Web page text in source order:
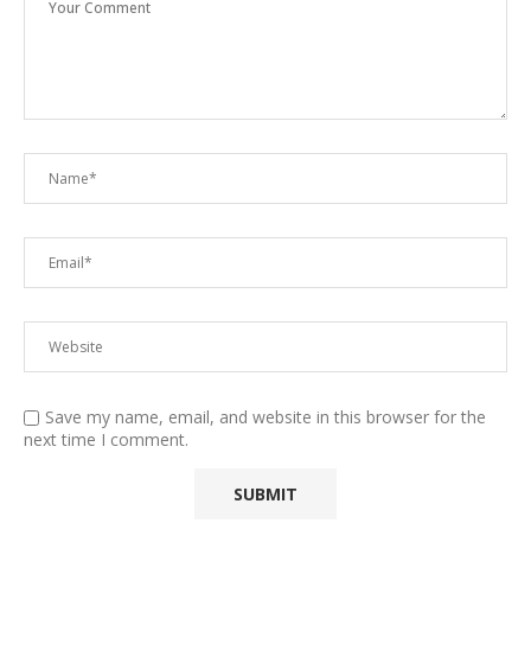
Save my name, email, and website in this browser for the
next time I comment.